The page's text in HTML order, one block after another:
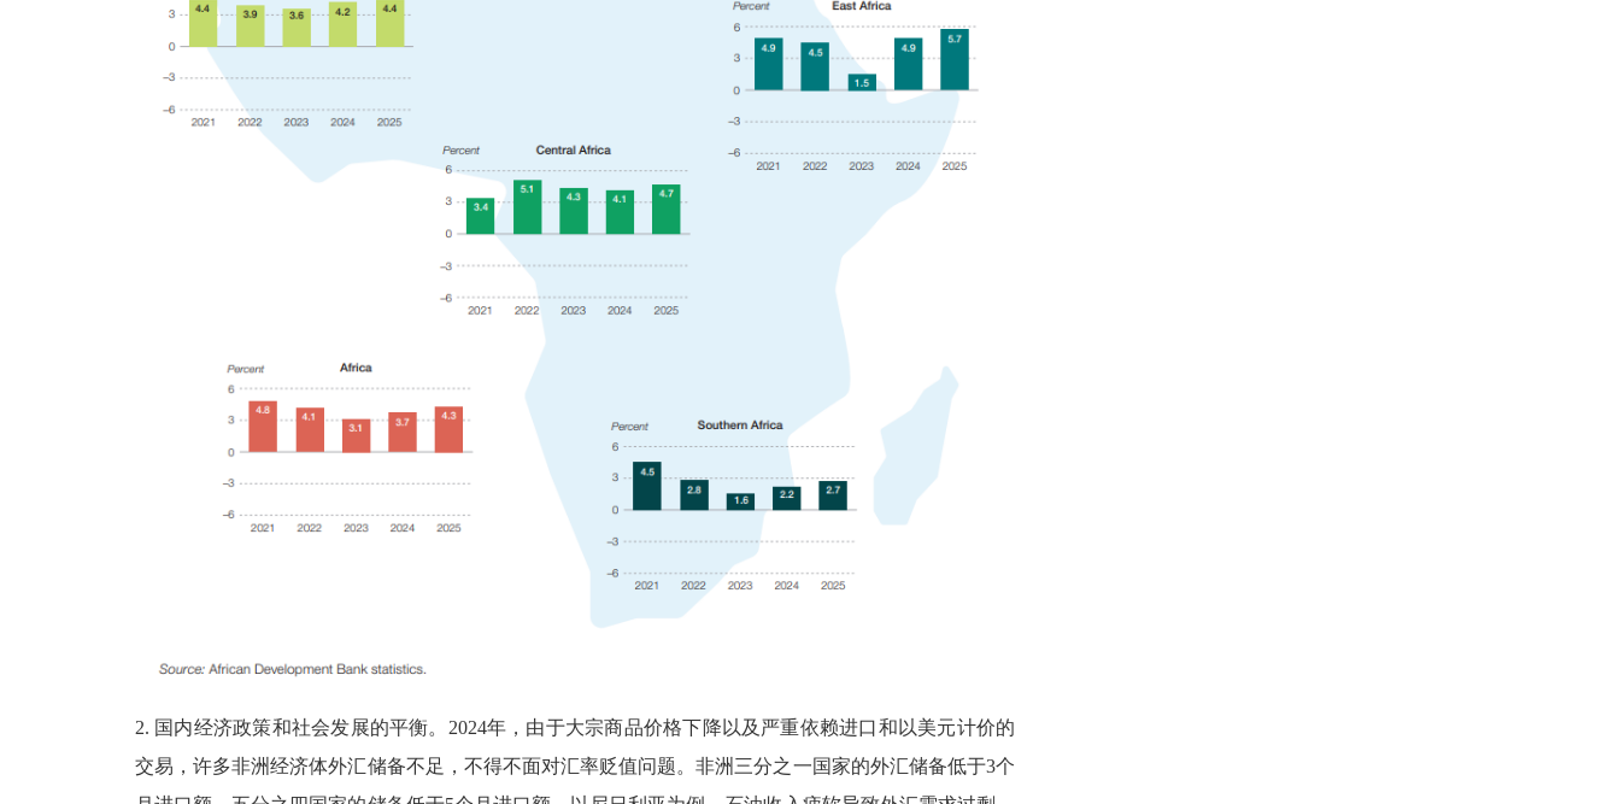
2. 国内经济政策和社会发展的平衡。2024年，由于大宗商品价格下降以及严重依赖进口和以美元计价的
交易，许多非洲经济体外汇储备不足，不得不面对汇率贬值问题。非洲三分之一国家的外汇储备低于3个